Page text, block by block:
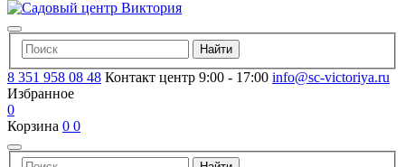
8 351 958 08 48 Контакт центр 9:00 - 17:00 info@sc-victoriya.ru
Избранное
0
Корзина 0 0